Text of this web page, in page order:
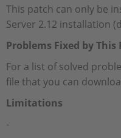
採用情報
This patch can only be
Server 2.12 installation
Problems Fixed by This
For a list of solved
file that you can
Limitations
-